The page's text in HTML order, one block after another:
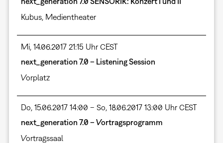
Kubus, Medientheater
Mi, 14.06.2017 21:15 Uhr CEST
next_generation 7.0 – Listening Session
Vorplatz
Do, 15.06.2017 14:00 – So, 18.06.2017 13:00 Uhr CEST
next_generation 7.0 – Vortragsprogramm
Vortragssaal